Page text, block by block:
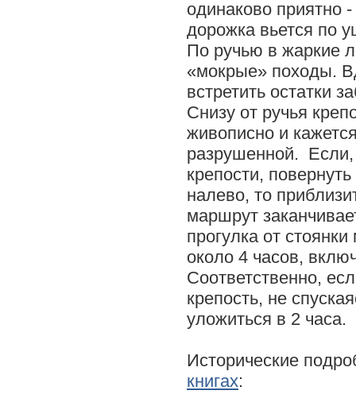
одинаково приятно
дорожка вьется по
По ручью в жаркие
«мокрые» походы.
встретить остатки
Снизу от ручья
живописно и
разрушенной.
крепости,
налево, то
маршрут
прогулка от
около 4 часов,
Соответственно,
крепость, не
уложиться в 2 часа.
Исторические
книгах: